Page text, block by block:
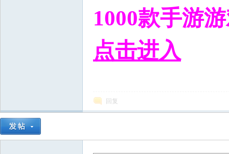
1000款手游
点击进入
回复